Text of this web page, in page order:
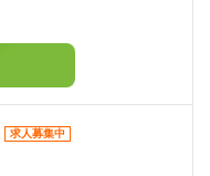
求人募集中